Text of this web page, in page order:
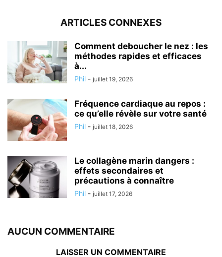
ARTICLES CONNEXES
Comment deboucher le nez : les
méthodes rapides et efficaces
à...
Phil - juillet 19, 2026
Fréquence cardiaque au repos :
ce qu’elle révèle sur votre santé
Phil - juillet 18, 2026
Le collagène marin dangers :
effets secondaires et
précautions à connaître
Phil - juillet 17, 2026
AUCUN COMMENTAIRE
LAISSER UN COMMENTAIRE